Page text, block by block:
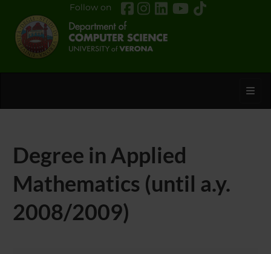
Follow on
Degree in Applied
Mathematics (until a.y.
2008/2009)